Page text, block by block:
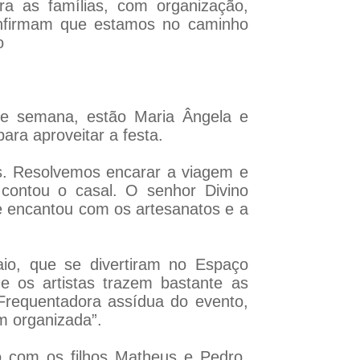
as famílias, com organização,
que estamos no caminho
semana, estão Maria Ângela e
aproveitar a festa.
Resolvemos encarar a viagem e
o casal. O senhor Divino
com os artesanatos e a
que se divertiram no Espaço
os artistas trazem bastante as
assídua do evento,
organizada”.